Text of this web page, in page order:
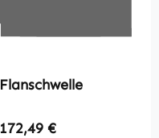
Flanschwelle
Regulärer Preis:
172,49 €